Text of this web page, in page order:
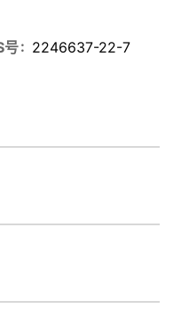
号 2246637-22-7